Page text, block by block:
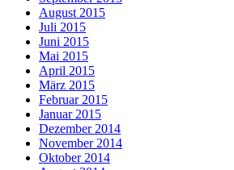
August 2015
Juli 2015
Juni 2015
Mai 2015
April 2015
März 2015
Februar 2015
Januar 2015
Dezember 2014
November 2014
Oktober 2014